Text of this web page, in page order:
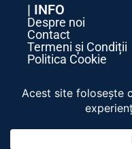
| INFO
Despre noi
Contact
Termeni și Condiții
Politica Cookie
| SOCIAL MEDIA